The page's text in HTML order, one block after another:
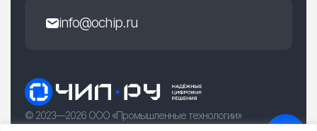
info@ochip.ru
© 2023—2026 ООО «Промышленные технологии»